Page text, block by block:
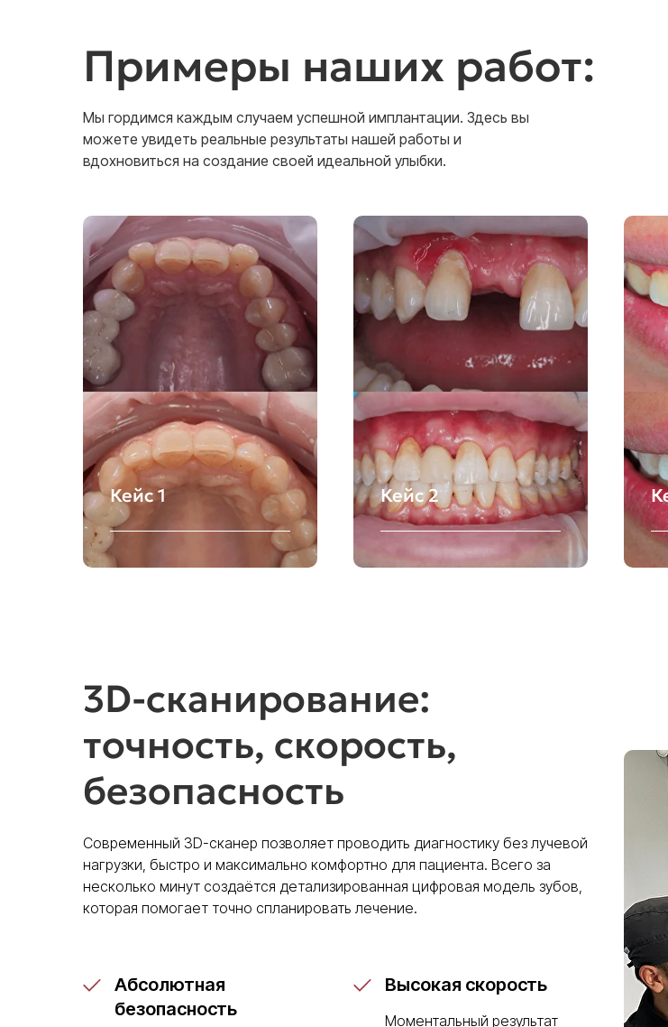
Примеры наших работ:
Мы гордимся каждым случаем успешной имплантации. Здесь вы
можете увидеть реальные результаты нашей работы и
вдохновиться на создание своей идеальной улыбки.
Кейс 1 Кейс 2
3D-сканирование:
точность, скорость,
безопасность
Современный 3D-сканер позволяет проводить диагностику без лучевой
нагрузки, быстро и максимально комфортно для пациента. Всего за
несколько минут создаётся детализированная цифровая модель зубов,
которая помогает точно спланировать лечение.
Абсолютная
безопасность
Высокая скорость
Моментальный результат